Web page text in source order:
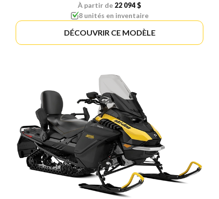
À partir de 22 094 $
8 unités en inventaire
DÉCOUVRIR CE MODÈLE